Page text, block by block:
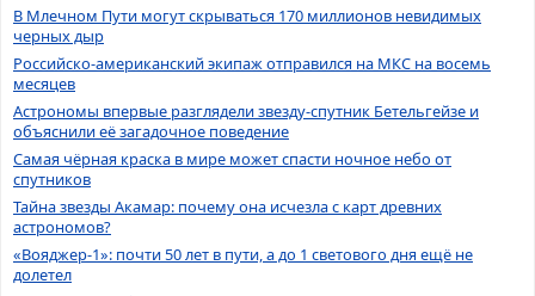
В Млечном Пути могут скрываться 170 миллионов невидимых
черных дыр
Российско-американский экипаж отправился на МКС на восемь
месяцев
Астрономы впервые разглядели звезду-спутник Бетельгейзе и
объяснили её загадочное поведение
Самая чёрная краска в мире может спасти ночное небо от
спутников
Тайна звезды Акамар: почему она исчезла с карт древних
астрономов?
«Вояджер-1»: почти 50 лет в пути, а до 1 светового дня ещё не
долетел